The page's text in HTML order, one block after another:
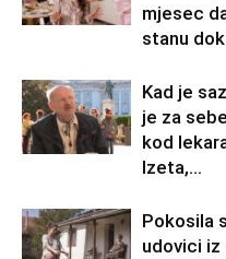
mjesec
stanu
Kad je
je za
kod
Izeta,...
Pokosila
udovici